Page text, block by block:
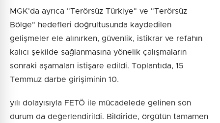
MGK'da ayrıca "Terörsüz Türkiye" ve "Terörsüz
Bölge" hedefleri doğrultusunda kaydedilen
gelişmeler ele alınırken, güvenlik, istikrar ve refahın
kalıcı şekilde sağlanmasına yönelik çalışmaların
sonraki aşamaları istişare edildi. Toplantıda, 15
Temmuz darbe girişiminin 10.
yılı dolayısıyla FETÖ ile mücadelede gelinen son
durum da değerlendirildi. Bildiride, örgütün tamamen